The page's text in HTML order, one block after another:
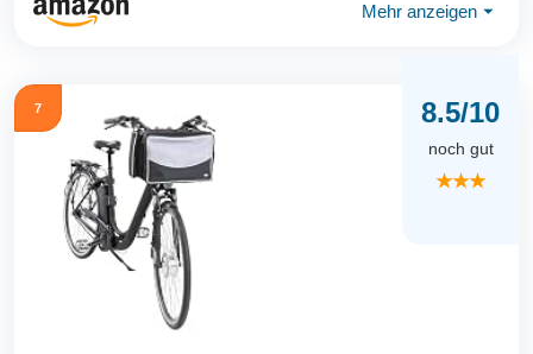
Mehr anzeigen ⏷
7 8.5/10
noch gut
★★★